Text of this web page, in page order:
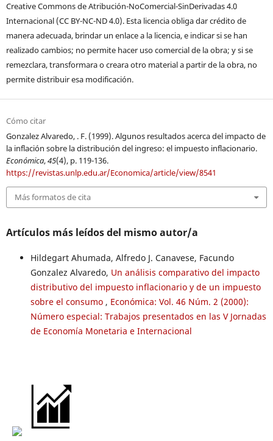
Creative Commons de Atribución-NoComercial-SinDerivadas 4.0
Internacional (CC BY-NC-ND 4.0). Esta licencia obliga dar crédito de
manera adecuada, brindar un enlace a la licencia, e indicar si se han
realizado cambios; no permite hacer uso comercial de la obra; y si se
remezclara, transformara o creara otro material a partir de la obra, no
permite distribuir esa modificación.
Cómo citar
Gonzalez Alvaredo, . F. (1999). Algunos resultados acerca del impacto de
la inflación sobre la distribución del ingreso: el impuesto inflacionario.
Económica,45(4), p. 119-136.
https://revistas.unlp.edu.ar/Economica/article/view/8541
Más formatos de cita
Artículos más leídos del mismo autor/a
Hildegart Ahumada, Alfredo J. Canavese, Facundo
Gonzalez Alvaredo, Un análisis comparativo del impacto
distributivo del impuesto inflacionario y de un impuesto
sobre el consumo , Económica: Vol. 46 Núm. 2 (2000):
Número especial: Trabajos presentados en las V Jornadas
de Economía Monetaria e Internacional